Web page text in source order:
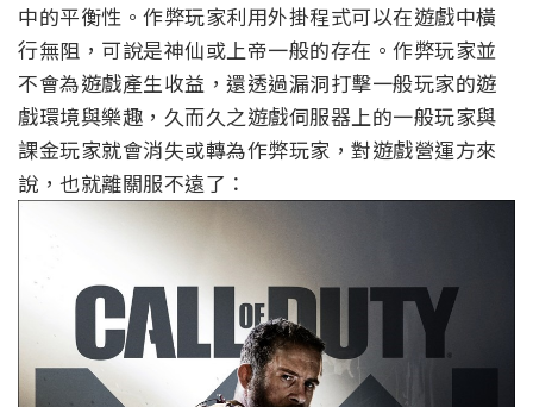
中的平衡性。作弊玩家利用外掛程式可以在遊戲中橫
行無阻，可說是神仙或上帝一般的存在。作弊玩家並
不會為遊戲產生收益，還透過漏洞打擊一般玩家的遊
戲環境與樂趣，久而久之遊戲伺服器上的一般玩家與
課金玩家就會消失或轉為作弊玩家，對遊戲營運方來
說，也就離關服不遠了：